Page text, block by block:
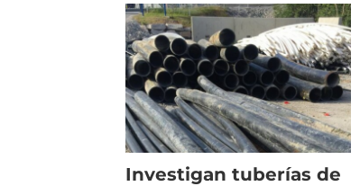
sanitaria
Investigan tuberías de